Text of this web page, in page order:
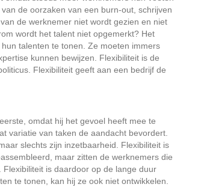
de oorzaken van een burn-out, schrijven
de werknemer niet wordt gezien en niet
wordt het talent niet opgemerkt? Het
talenten te tonen. Ze moeten immers
kunnen bewijzen. Flexibiliteit is de
Flexibiliteit geeft aan een bedrijf de
omdat hij het gevoel heeft mee te
variatie van taken de aandacht bevordert.
slechts zijn inzetbaarheid. Flexibiliteit is
maar zitten de werknemers die
is daardoor op de lange duur
te tonen, kan hij ze ook niet ontwikkelen.